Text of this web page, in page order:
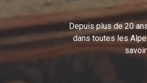
Depuis plus de 20
dans toutes les